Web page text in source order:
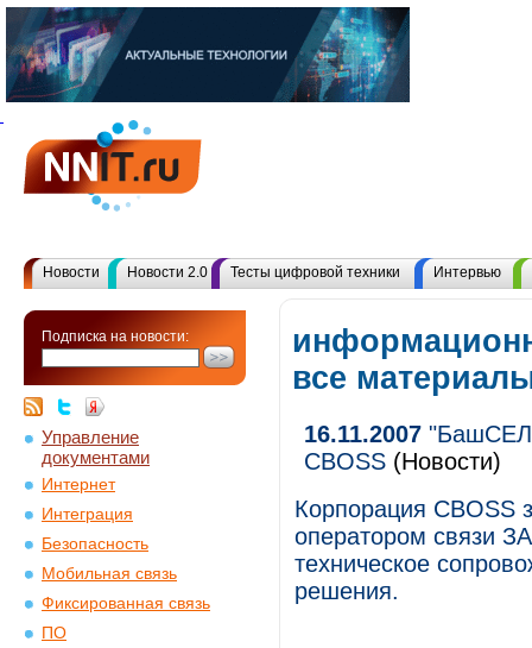
Новости Новости 2.0 Тесты цифровой техники Интервью
Подписка на новости:
Управление
документами
Интернет
Интеграция
Безопасность
Мобильная связь
Фиксированная связь
ПО
все
16.11.2007
CBOSS (Новости)
Корпорация CBOSS
оператором связи
техническое
решения.